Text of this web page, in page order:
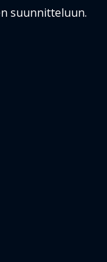
suunnitteluun.